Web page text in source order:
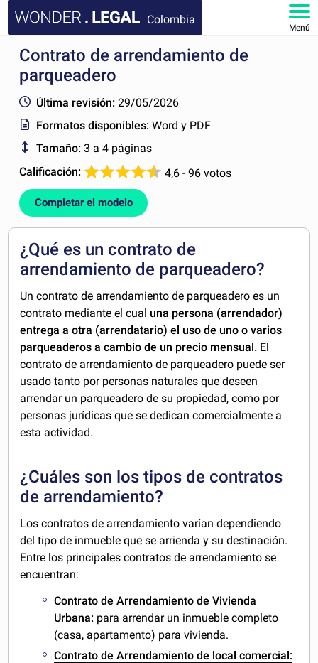
Colombia
Menú
INICIO
FAQ
MI CUENTA
Contrato de arrendamiento de
parqueadero
Última revisión: 29/05/2026
Formatos disponibles:Word y PDF
Tamaño: 3 a 4 páginas
Calificación:
4,6 - 96 votos
Completar el modelo
¿Qué es un contrato de
arrendamiento de parqueadero?
Un contrato de arrendamiento de parqueadero es un
contrato mediante el cual una persona (arrendador)
entrega a otra (arrendatario) el uso de uno o varios
parqueaderos a cambio de un precio mensual. El
contrato de arrendamiento de parqueadero puede ser
usado tanto por personas naturales que deseen
arrendar un parqueadero de su propiedad, como por
personas jurídicas que se dedican comercialmente a
esta actividad.
¿Cuáles son los tipos de contratos
de arrendamiento?
Los contratos de arrendamiento varían dependiendo
del tipo de inmueble que se arrienda y su destinación.
Entre los principales contratos de arrendamiento se
encuentran:
Contrato de Arrendamiento de Vivienda
Urbana: para arrendar un inmueble completo
(casa, apartamento) para vivienda.
Contrato de Arrendamiento de local comercial: